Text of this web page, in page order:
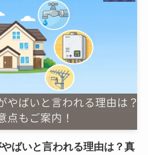
ばいと言われる理由は？真